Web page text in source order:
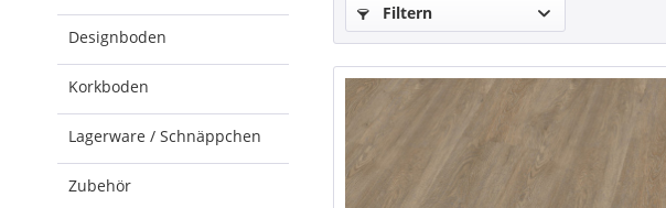
Designboden
Korkboden
Lagerware / Schnäppchen
Zubehör
Filtern